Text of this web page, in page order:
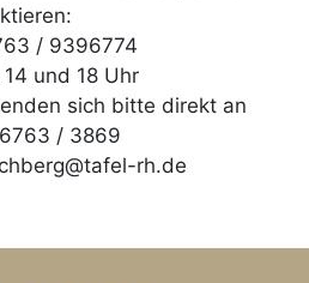
/ 9396774
und 18 Uhr
sich bitte direkt an
/ 3869
rh.de